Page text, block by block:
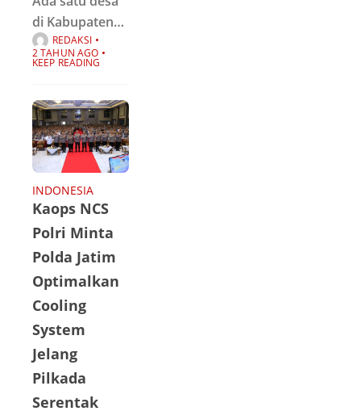
Merauke,
Papua Selatan,
Minggu
(3/11/2024).
di Kabupaten
Semarang yang
dikabarkan
ritual untuk
melindungi
desa mereka
dari
malapetaka
yang diyakini
berasal dari
anak setan
bernama
Sumala.Di
sebuah desa
terpencil di
Indonesia,
REDAKSI
2 TAHUN AGO
KEEP READING
INDONESIA
Kaops NCS
Polri Minta
Polda Jatim
Optimalkan
Cooling
System
Jelang
Pilkada
Serentak